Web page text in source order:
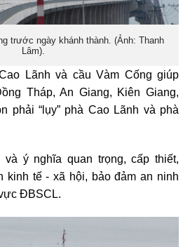
trước ngày khánh thành. (Ảnh: Thanh
Lâm).
Lãnh và cầu Vàm Cống giúp
Tháp, An Giang, Kiên Giang,
phải “lụy” phà Cao Lãnh và phà
ý nghĩa quan trọng, cấp thiết,
kinh tế - xã hội, bảo đảm an ninh
ĐBSCL.